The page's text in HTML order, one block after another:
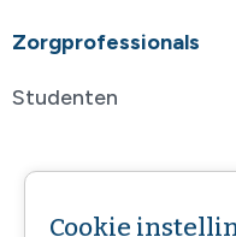
Zorgprofessionals
Studenten
Cookie